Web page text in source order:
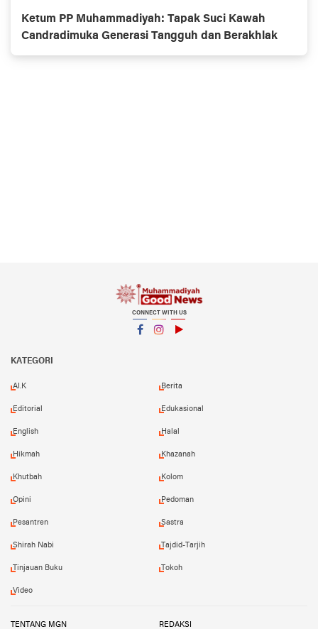
Ketum PP Muhammadiyah: Tapak Suci Kawah
Candradimuka Generasi Tangguh dan Berakhlak
CONNECT WITH US
KATEGORI
AI.K Berita
Editorial Edukasional
English Halal
Hikmah Khazanah
Khutbah Kolom
Opini Pedoman
Pesantren Sastra
Shirah Nabi Tajdid-Tarjih
Tinjauan Buku Tokoh
Video
TENTANG MGN REDAKSI